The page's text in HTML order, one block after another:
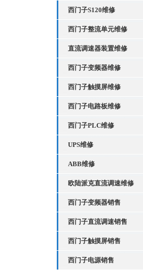
西门子S120维修
西门子整流单元维修
直流调速器装置维修
西门子变频器维修
西门子触摸屏维修
西门子电路板维修
西门子PLC维修
UPS维修
ABB维修
欧陆派克直流调速维修
西门子变频器销售
西门子直流调速销售
西门子触摸屏销售
西门子电源销售